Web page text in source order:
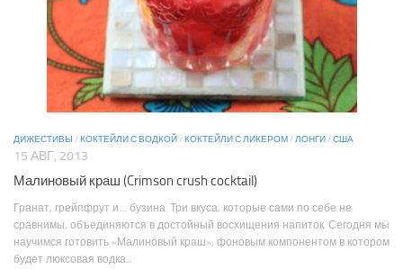
ДИЖЕСТИВЫ /КОКТЕЙЛИ С ВОДКОЙ/КОКТЕЙЛИ С ЛИКЕРОМ/ЛОНГИ/США
15 АВГ, 2013
Малиновый краш (Crimson crush cocktail)
Гранат, грейпфрут и… бузина. Три вкуса, которые сами по себе не
сравнимы, объединяются в достойный восхищения напиток. Сегодня мы
научимся готовить «Малиновый краш», фоновым компонентом в котором
будет люксовая водка...